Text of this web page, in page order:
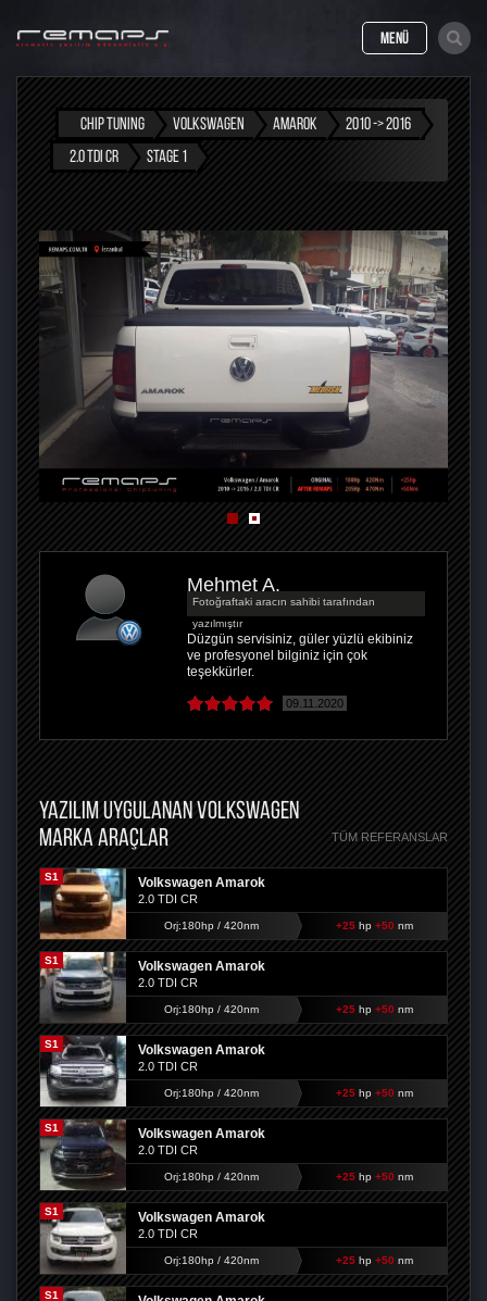
MENÜ
CHIP TUNING VOLKSWAGEN AMAROK
2010 -> 2016
2.0 TDI CR
STAGE 1
Mehmet A.
Fotoğraftaki aracın sahibi tarafından
yazılmıştır
Düzgün servisiniz, güler yüzlü ekibiniz
ve profesyonel bilginiz için çok
teşekkürler.
09.11.2020
YAZILIM UYGULANAN VOLKSWAGEN
MARKA ARAÇLAR
TÜM REFERANSLAR
S1 Volkswagen Amarok
2.0 TDI CR
Orj:180hp / 420nm +25hp +50 nm
S1 Volkswagen Amarok
2.0 TDI CR
Orj:180hp / 420nm +25hp +50 nm
S1 Volkswagen Amarok
2.0 TDI CR
Orj:180hp / 420nm +25hp +50 nm
S1 Volkswagen Amarok
2.0 TDI CR
Orj:180hp / 420nm +25hp +50 nm
S1 Volkswagen Amarok
2.0 TDI CR
Orj:180hp / 420nm +25hp +50 nm
S1